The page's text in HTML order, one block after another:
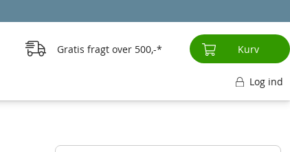
Gratis fragt over 500,- Kurv
Log ind